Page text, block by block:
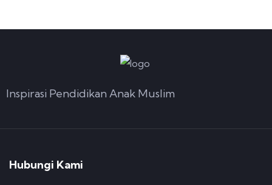
Inspirasi Pendidikan Anak Muslim
Hubungi Kami